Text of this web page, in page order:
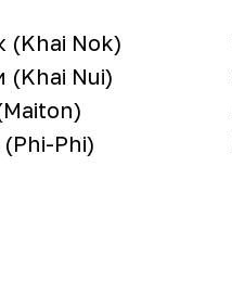
(Khai Nok)
(Khai Nui)
Phi)